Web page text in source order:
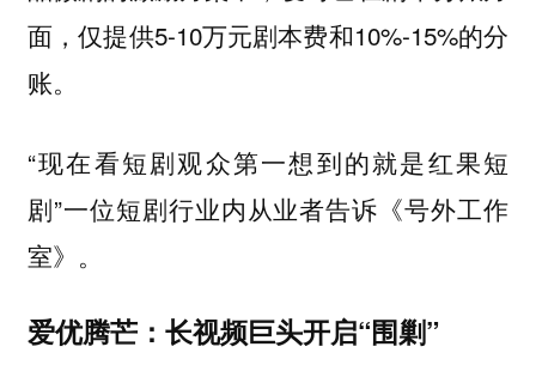
面，仅提供5-10万元剧本费和10%-15%的分
账。
“现在看短剧观众第一想到的就是红果短
剧”一位短剧行业内从业者告诉《号外工作
室》。
爱优腾芒：长视频巨头开启“围剿”